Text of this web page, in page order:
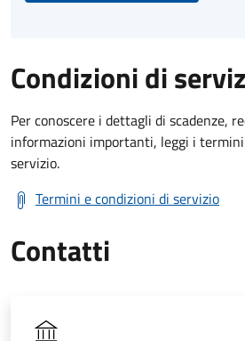
Condizioni di
Per conoscere i dettagli di scadenze,
informazioni importanti, leggi i
servizio.
Termini e condizioni di servizio
Contatti